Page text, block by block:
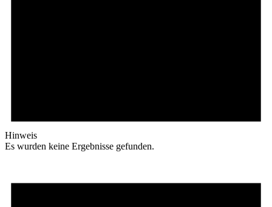
Hinweis
Es wurden keine Ergebnisse gefunden.